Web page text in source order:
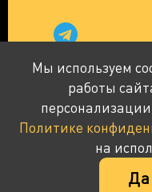
Мы используем
работы
Политике
на
Да
© 2016-2026
государственным
консультации и